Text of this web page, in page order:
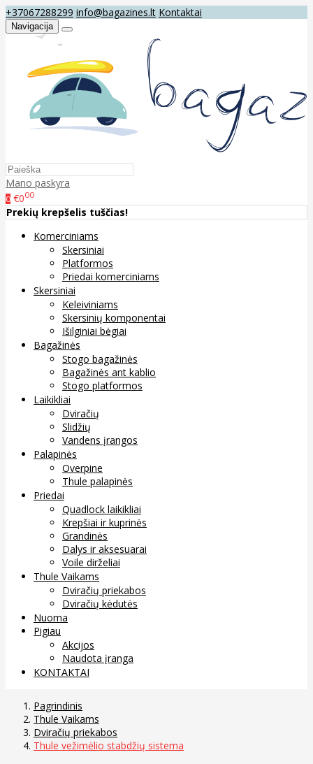
+37067288299 info@bagazines.lt Kontaktai
Navigacija
Mano paskyra
0 €000
Prekių krepšelis tuščias!
Komerciniams
Skersiniai
Platformos
Priedai komerciniams
Skersiniai
Keleiviniams
Skersinių komponentai
Išilginiai bėgiai
Bagažinės
Stogo bagažinės
Bagažinės ant kablio
Stogo platformos
Laikikliai
Dviračių
Slidžių
Vandens įrangos
Palapinės
Overpine
Thule palapinės
Priedai
Quadlock laikikliai
Krepšiai ir kuprinės
Grandinės
Dalys ir aksesuarai
Voile dirželiai
Thule Vaikams
Dviračių priekabos
Dviračių kėdutės
Nuoma
Pigiau
Akcijos
Naudota įranga
KONTAKTAI
Pagrindinis
Thule Vaikams
Dviračių priekabos
Thule vežimėlio stabdžių sistema